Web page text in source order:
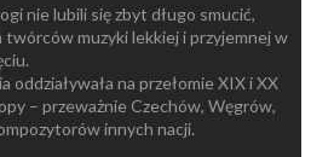
nie lubili się zbyt długo smucić,
twórców muzyki lekkiej i przyjemnej w
na przełomie XIX i XX
– przeważnie Czechów, Węgrów,
innych nacji.